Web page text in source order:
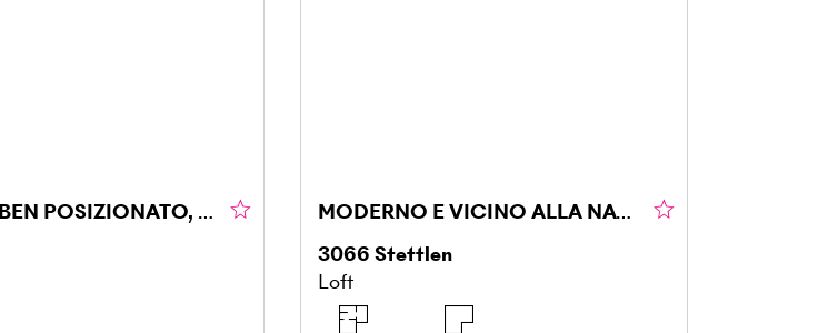
PRATICO, BEN POSIZIONATO, CON ACCESSO DIRETTO
MODERNO E VICINO ALLA NATURA (USO TEMPORANEO)
3066 Stettlen
Loft